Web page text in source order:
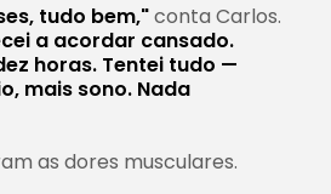
tudo bem,"conta Carlos.
a acordar cansado.
horas. Tentei tudo —
mais sono. Nada
as dores musculares.